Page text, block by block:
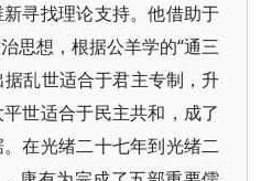
寻找理论支持。他借助于
思想，根据公羊学的“通三
据乱世适合于君主专制，升
世适合于民主共和，成了
在光绪二十七年到光绪二